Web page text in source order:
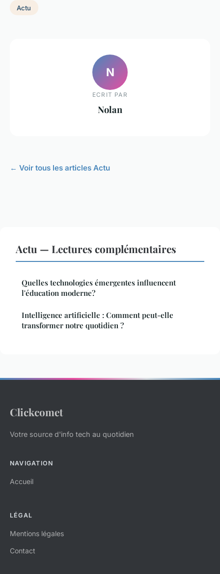
Actu
N
ECRIT PAR
Nolan
← Voir tous les articles Actu
Actu — Lectures complémentaires
Quelles technologies émergentes influencent
l'éducation moderne?
Intelligence artificielle : Comment peut-elle
transformer notre quotidien ?
Clickcomet
Votre source d'info tech au quotidien
NAVIGATION
Accueil
LÉGAL
Mentions légales
Contact